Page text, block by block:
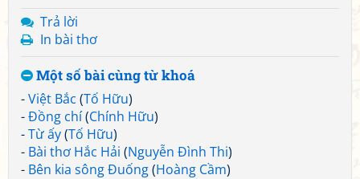
Trả lời
In bài thơ
Một số bài cùng từ khoá
-Việt Bắc (Tố Hữu)
-Đồng chí(Chính Hữu)
-Từ ấy(Tố Hữu)
- Bài thơ Hắc Hải (Nguyễn Đình Thi)
- Bên kia sông Đuống(Hoàng Cầm)